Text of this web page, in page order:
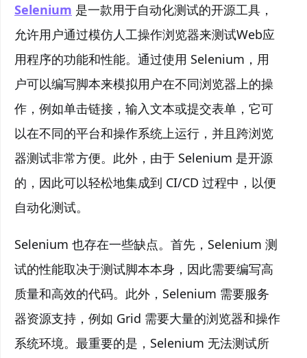
Selenium 是一款用于自动化测试的开源工具，
允许用户通过模仿人工操作浏览器来测试Web应
用程序的功能和性能。通过使用 Selenium，用
户可以编写脚本来模拟用户在不同浏览器上的操
作，例如单击链接，输入文本或提交表单，它可
以在不同的平台和操作系统上运行，并且跨浏览
器测试非常方便。此外，由于 Selenium 是开源
的，因此可以轻松地集成到 CI/CD 过程中，以便
自动化测试。
Selenium 也存在一些缺点。首先，Selenium 测
试的性能取决于测试脚本本身，因此需要编写高
质量和高效的代码。此外，Selenium 需要服务
器资源支持，例如 Grid 需要大量的浏览器和操作
系统环境。最重要的是，Selenium 无法测试所